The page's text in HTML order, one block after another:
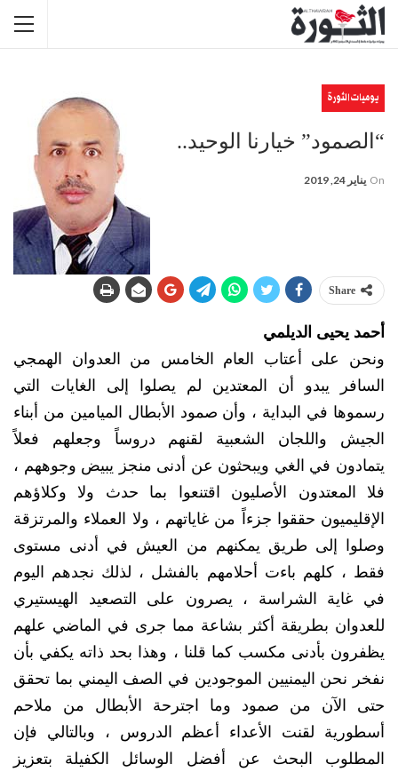
يوميات الثورة
“الصمود” خيارنا الوحيد..
On يناير 24, 2019
Share
أحمد يحيى الديلمي
ونحن على أعتاب العام الخامس من العدوان الهمجي
السافر يبدو أن المعتدين لم يصلوا إلى الغايات التي
رسموها في البداية ، وأن صمود الأبطال الميامين من أبناء
الجيش واللجان الشعبية لقنهم دروساً وجعلهم فعلاً
يتمادون في الغي ويبحثون عن أدنى منجز يبيض وجوههم ،
فلا المعتدون الأصليون اقتنعوا بما حدث ولا وكلاؤهم
الإقليميون حققوا جزءاً من غاياتهم ، ولا العملاء والمرتزقة
وصلوا إلى طريق يمكنهم من العيش في أدنى مستوى
فقط ، كلهم باءت أحلامهم بالفشل ، لذلك نجدهم اليوم
في غاية الشراسة ، يصرون على التصعيد الهيستيري
للعدوان بطريقة أكثر بشاعة مما جرى في الماضي علهم
يظفرون بأدنى مكسب كما قلنا ، وهذا بحد ذاته يكفي بأن
نفخر نحن اليمنيين الموجودين في الصف اليمني بما تحقق
حتى الآن من صمود وما اجترحة الأبطال من ملاحم
أسطورية لقنت الأعداء أعظم الدروس ، وبالتالي فإن
المطلوب البحث عن أفضل الوسائل الكفيلة بتعزيز